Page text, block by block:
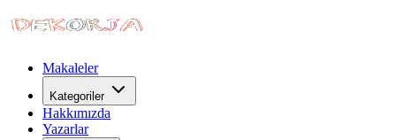
Makaleler
Kategoriler
Hakkımızda
Yazarlar